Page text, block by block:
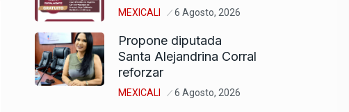
MEXICALI 6 Agosto, 2026
Propone diputada
Santa Alejandrina Corral
reforzar
MEXICALI 6 Agosto, 2026